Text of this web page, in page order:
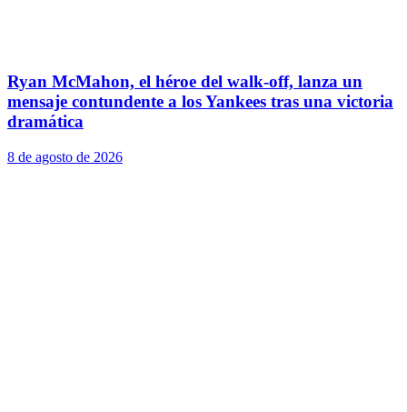
Ryan McMahon, el héroe del walk-off, lanza un
mensaje contundente a los Yankees tras una victoria
dramática
8 de agosto de 2026